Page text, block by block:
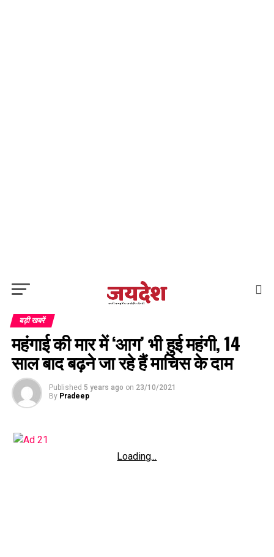
बड़ी खबरें
महंगाई की मार में ‘आग’ भी हुई महंगी, 14
साल बाद बढ़ने जा रहे हैं माचिस के दाम
Published 5 years ago on 23/10/2021
By Pradeep
Loading...